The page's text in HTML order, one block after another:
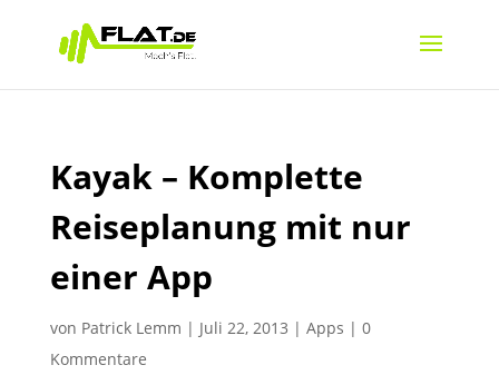
Kayak – Komplette
Reiseplanung mit nur
einer App
von Patrick Lemm | Juli 22, 2013 | Apps | 0
Kommentare